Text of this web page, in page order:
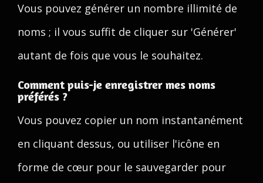
Vous pouvez générer un nombre illimité de
noms ; il vous suffit de cliquer sur 'Générer'
autant de fois que vous le souhaitez.
Comment puis-je enregistrer mes noms
préférés ?
Vous pouvez copier un nom instantanément
en cliquant dessus, ou utiliser l'icône en
forme de cœur pour le sauvegarder pour